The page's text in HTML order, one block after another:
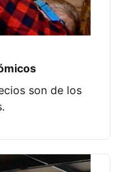
son de los